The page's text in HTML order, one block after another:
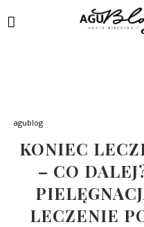
agublog
KONIEC
– CO
LECZENIE